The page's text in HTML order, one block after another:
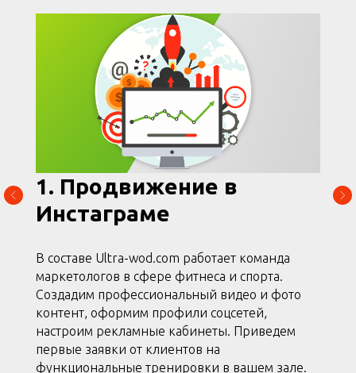
1. Продвижение в
Инстаграме
В составе Ultra-wod.com работает команда
маркетологов в сфере фитнеса и спорта.
Создадим профессиональный видео и фото
контент, оформим профили соцсетей,
настроим рекламные кабинеты. Приведем
первые заявки от клиентов на
функциональные тренировки в вашем зале.